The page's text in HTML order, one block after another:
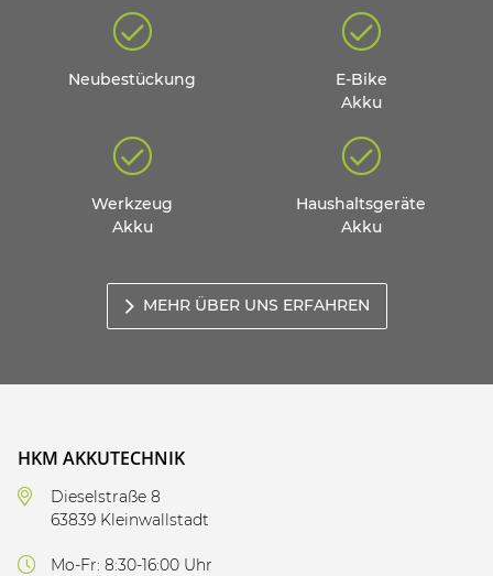
Neubestückung
E-Bike
Akku
Werkzeug
Akku
Haushaltsgeräte
Akku
MEHR ÜBER UNS ERFAHREN
HKM AKKUTECHNIK
Dieselstraße 8
63839 Kleinwallstadt
Mo-Fr: 8:30-16:00 Uhr